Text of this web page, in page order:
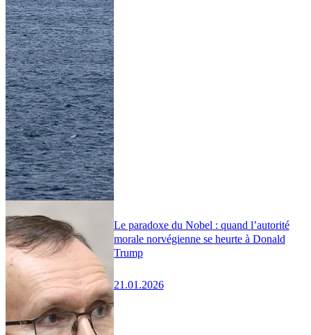
Le paradoxe du Nobel : quand l’autorité
morale norvégienne se heurte à Donald
Trump
21.01.2026